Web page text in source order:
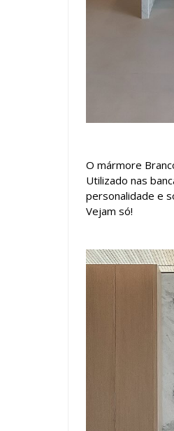
O mármore
Utilizado nas
personalidade e
Vejam só!